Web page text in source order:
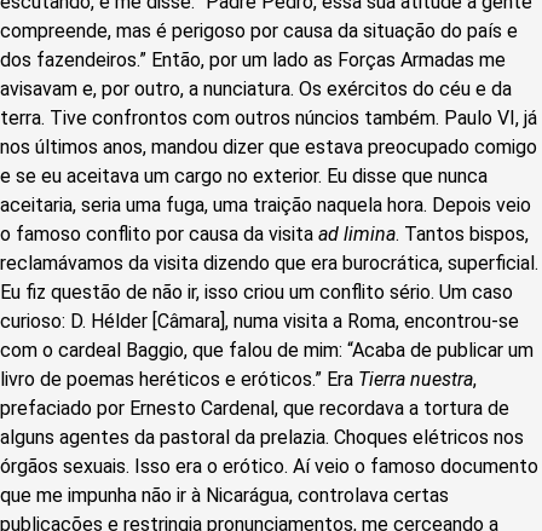
compreende, mas é perigoso por causa da situação do país e
dos fazendeiros.” Então, por um lado as Forças Armadas me
avisavam e, por outro, a nunciatura. Os exércitos do céu e da
terra. Tive confrontos com outros núncios também. Paulo VI, já
nos últimos anos, mandou dizer que estava preocupado comigo
e se eu aceitava um cargo no exterior. Eu disse que nunca
aceitaria, seria uma fuga, uma traição naquela hora. Depois veio
o famoso conflito por causa da visita ad limina. Tantos bispos,
reclamávamos da visita dizendo que era burocrática, superficial.
Eu fiz questão de não ir, isso criou um conflito sério. Um caso
curioso: D. Hélder [Câmara], numa visita a Roma, encontrou-se
com o cardeal Baggio, que falou de mim: “Acaba de publicar um
livro de poemas heréticos e eróticos.” Era Tierra nuestra,
prefaciado por Ernesto Cardenal, que recordava a tortura de
alguns agentes da pastoral da prelazia. Choques elétricos nos
órgãos sexuais. Isso era o erótico. Aí veio o famoso documento
que me impunha não ir à Nicarágua, controlava certas
publicações e restringia pronunciamentos, me cerceando a